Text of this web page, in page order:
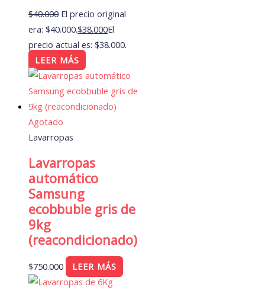
$40.000 El precio original
era: $40.000.$38.000El
precio actual es: $38.000.
LEER MÁS
Agotado
Lavarropas
Lavarropas
automático
Samsung
ecobbuble gris de
9kg
(reacondicionado)
$750.000 LEER MÁS